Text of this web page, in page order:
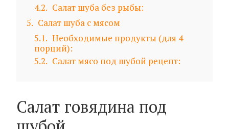
4.2
Салат шуба без рыбы:
5
Салат шуба с мясом
5.1
Необходимые продукты (для 4
порций):
5.2
Салат мясо под шубой рецепт:
Салат говядина под